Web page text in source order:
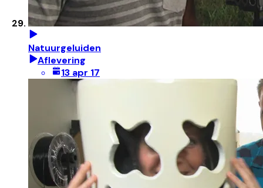
Natuurgeluiden
Aflevering
13 apr 17